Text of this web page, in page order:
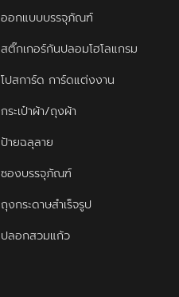
ออกแบบบรรจุภัณฑ์
สติ๊กเกอร์กันปลอมโฮโลแกรม
โปสการ์ด การ์ดแต่งงาน
กระเป๋าผ้า/ถุงผ้า
ป้ายฉลุลาย
ซองบรรจุภัณฑ์
ถุงกระดาษสำเร็จรูป
ปลอกสวมแก้ว